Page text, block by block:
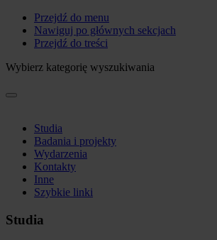
Przejdź do menu
Nawiguj po głównych sekcjach
Przejdź do treści
Wybierz kategorię wyszukiwania
Studia
Badania i projekty
Wydarzenia
Kontakty
Inne
Szybkie linki
Studia